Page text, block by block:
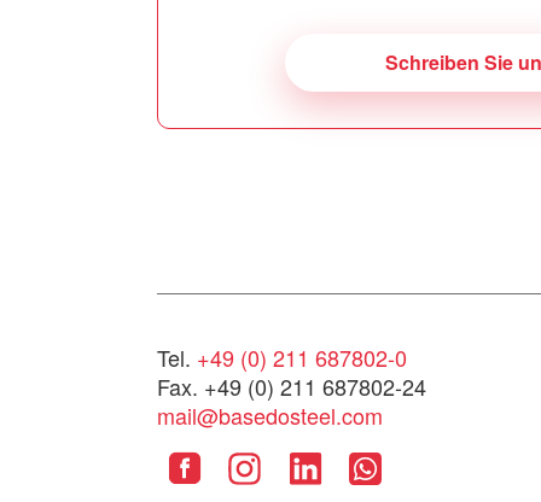
Schreiben Sie
Tel. +49 (0) 211 687802-0
Fax. +49 (0) 211 687802-24
mail@basedosteel.com